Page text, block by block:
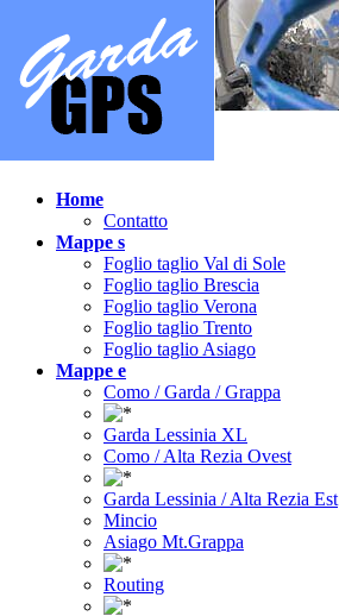
Home
Contatto
Mappe s
Foglio taglio Val di Sole
Foglio taglio Brescia
Foglio taglio Verona
Foglio taglio Trento
Foglio taglio Asiago
Mappe e
Como / Garda / Grappa
Garda Lessinia XL
Como / Alta Rezia Ovest
Garda Lessinia / Alta Rezia Est
Mincio
Asiago Mt.Grappa
Routing